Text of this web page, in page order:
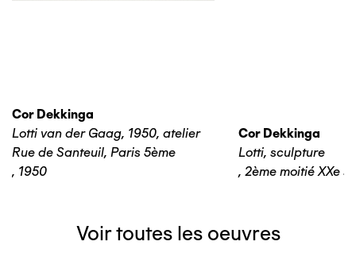
Cor Dekkinga
Lotti van der Gaag, 1950, atelier
Rue de Santeuil, Paris 5ème
, 1950
Cor Dekkinga
Lotti, sculpture
, 2ème moitié XXe
Voir toutes les oeuvres